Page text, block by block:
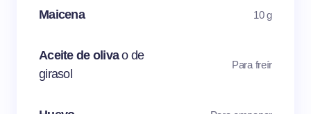
Maicena 10 g
Aceite de olivao de
girasol
Para freír